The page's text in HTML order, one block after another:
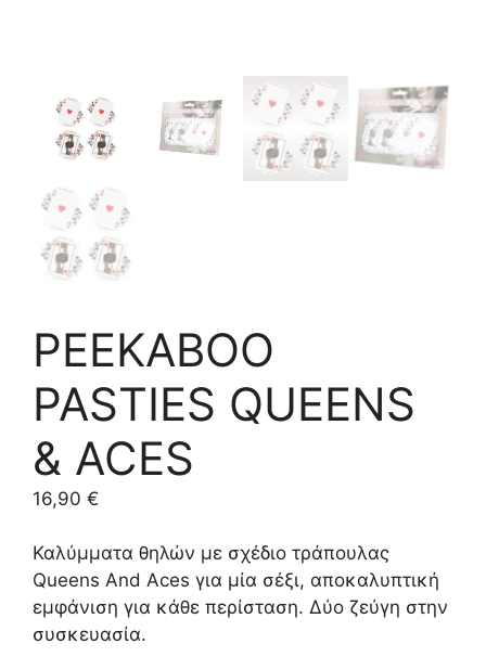
PEEKABOO
PASTIES QUEENS
& ACES
16,90 €
Καλύμματα θηλών με σχέδιο τράπουλας
Queens And Aces για μία σέξι, αποκαλυπτική
εμφάνιση για κάθε περίσταση. Δύο ζεύγη στην
συσκευασία.